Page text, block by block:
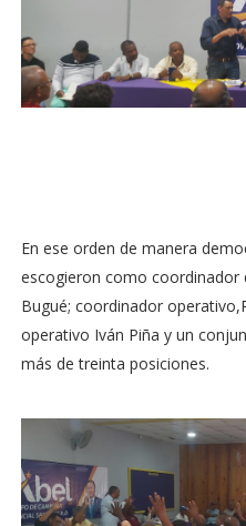
En ese orden de manera
escogieron como coordinador
Bugué; coordinador
operativo Iván Piña y un
más de treinta posiciones.